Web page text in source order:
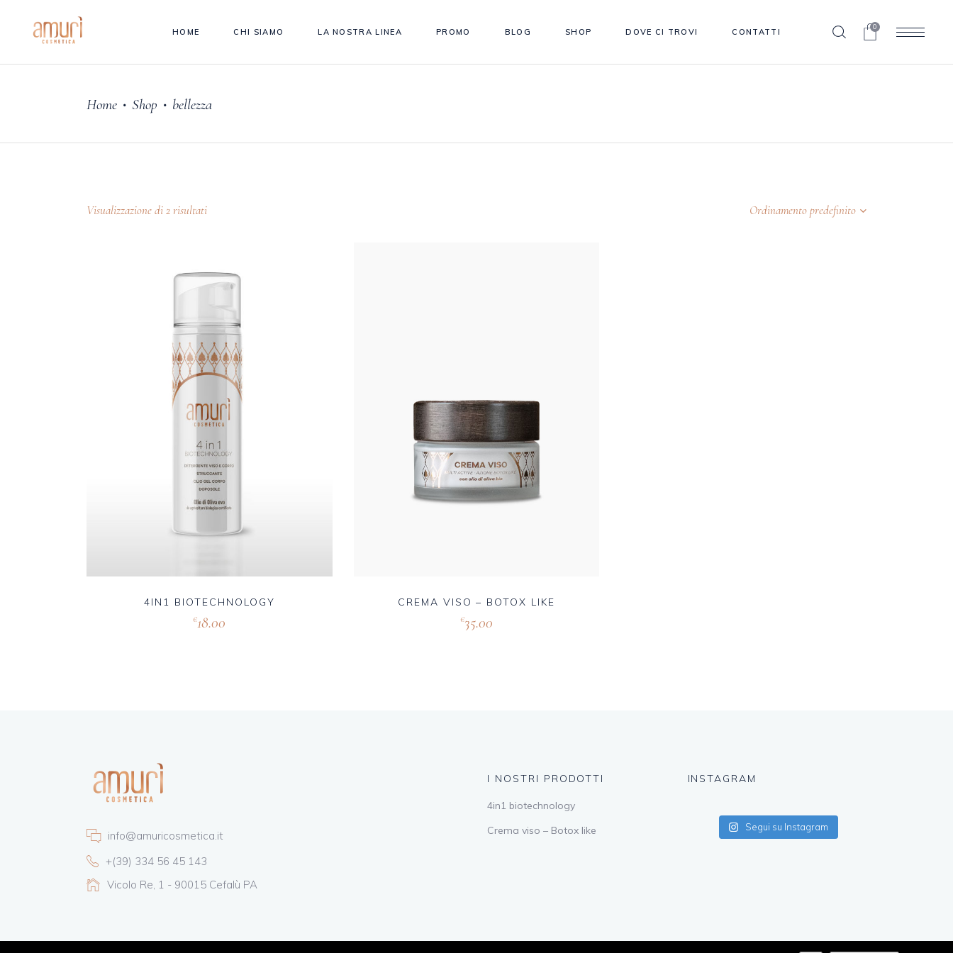
HOME CHI SIAMO LA NOSTRA LINEA PROMO BLOG SHOP DOVE CI TROVI CONTATTI 0
Home • Shop • bellezza
Visualizzazione di 2 risultati Ordinamento predefinito
4IN1 BIOTECHNOLOGY
€18.00
CREMA VISO – BOTOX LIKE
€35.00
info@amuricosmetica.it
+(39) 334 56 45 143
Vicolo Re, 1 - 90015 Cefalù PA
I NOSTRI PRODOTTI
4in1 biotechnology
Crema viso – Botox like
INSTAGRAM
Segui su Instagram